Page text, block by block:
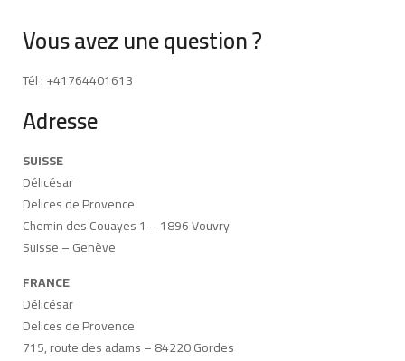
Vous avez une question ?
Tél : +41764401613
Adresse
SUISSE
Délicésar
Delices de Provence
Chemin des Couayes 1 – 1896 Vouvry
Suisse – Genève
FRANCE
Délicésar
Delices de Provence
715, route des adams – 84220 Gordes